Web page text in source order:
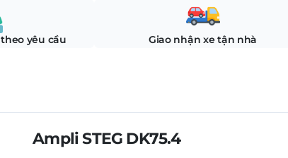
yêu cầu Giao nhận xe tận nhà
Ampli STEG DK75.4